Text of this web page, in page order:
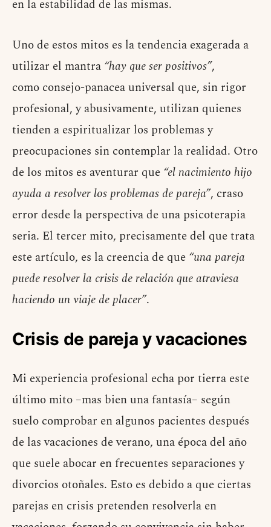
en la estabilidad de las mismas.
Uno de estos mitos es la tendencia exagerada a
utilizar el mantra “hay que ser positivos”,
como consejo-panacea universal que, sin rigor
profesional, y abusivamente, utilizan quienes
tienden a espiritualizar los problemas y
preocupaciones sin contemplar la realidad. Otro
de los mitos es aventurar que “el nacimiento hijo
ayuda a resolver los problemas de pareja”, craso
error desde la perspectiva de una psicoterapia
seria. El tercer mito, precisamente del que trata
este artículo, es la creencia de que “una pareja
puede resolver la crisis de relación que atraviesa
haciendo un viaje de placer”.
Crisis de pareja y vacaciones
Mi experiencia profesional echa por tierra este
último mito –mas bien una fantasía– según
suelo comprobar en algunos pacientes después
de las vacaciones de verano, una época del año
que suele abocar en frecuentes separaciones y
divorcios otoñales. Esto es debido a que ciertas
parejas en crisis pretenden resolverla en